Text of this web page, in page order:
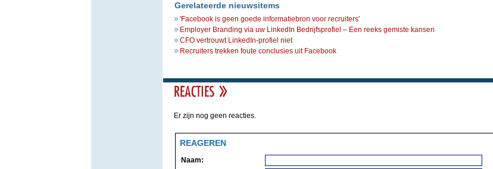
Gerelateerde nieuwsitems
'Facebook is geen goede informatiebron voor recruiters'
Employer Branding via uw LinkedIn Bedrijfsprofiel – Een reeks gemiste kansen
CFO vertrouwt LinkedIn-profiel niet
Recruiters trekken foute conclusies uit Facebook
Er zijn nog geen reacties.
REAGEREN
Naam: